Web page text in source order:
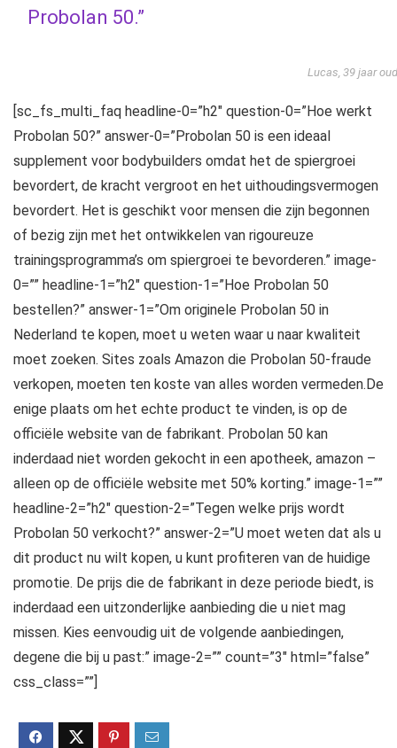
Probolan 50.”
Lucas, 39 jaar oud
[sc_fs_multi_faq headline-0=”h2″ question-0=”Hoe werkt
Probolan 50?” answer-0=”Probolan 50 is een ideaal
supplement voor bodybuilders omdat het de spiergroei
bevordert, de kracht vergroot en het uithoudingsvermogen
bevordert. Het is geschikt voor mensen die zijn begonnen
of bezig zijn met het ontwikkelen van rigoureuze
trainingsprogramma’s om spiergroei te bevorderen.” image-
0=”” headline-1=”h2″ question-1=”Hoe Probolan 50
bestellen?” answer-1=”Om originele Probolan 50 in
Nederland te kopen, moet u weten waar u naar kwaliteit
moet zoeken. Sites zoals Amazon die Probolan 50-fraude
verkopen, moeten ten koste van alles worden vermeden.De
enige plaats om het echte product te vinden, is op de
officiële website van de fabrikant. Probolan 50 kan
inderdaad niet worden gekocht in een apotheek, amazon –
alleen op de officiële website met 50% korting.” image-1=””
headline-2=”h2″ question-2=”Tegen welke prijs wordt
Probolan 50 verkocht?” answer-2=”U moet weten dat als u
dit product nu wilt kopen, u kunt profiteren van de huidige
promotie. De prijs die de fabrikant in deze periode biedt, is
inderdaad een uitzonderlijke aanbieding die u niet mag
missen. Kies eenvoudig uit de volgende aanbiedingen,
degene die bij u past:” image-2=”” count=”3″ html=”false”
css_class=””]